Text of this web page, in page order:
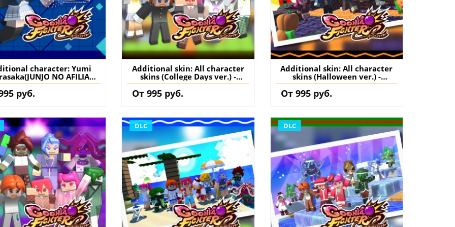
character: Yumi
NO AFILIA
- GoonyaFighter
PS5
купить дополнение
руб.
Additional skin: All character
skins (College Days ver.) -
GoonyaFighter
JigglyHapticEdition PS5
(Турция) купить дополнение
От 995 руб.
Additional skin: All character
skins (Halloween ver.) -
GoonyaFighter
JigglyHapticEdition PS5
(Турция) купить дополнение
От 995 руб.
DLC DLC